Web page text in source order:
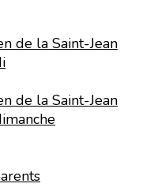
de la Saint-Jean
de la Saint-Jean